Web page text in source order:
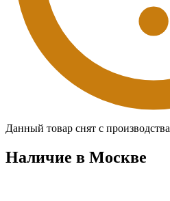
Данный товар снят с производства
Наличие в Москвe